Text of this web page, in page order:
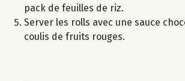
pack de feuilles de riz.
Server les rolls avec une sauce
coulis de fruits rouges.